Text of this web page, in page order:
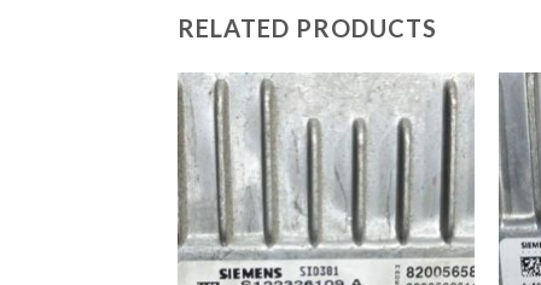
RELATED PRODUCTS
İstek
Listeme
Ekle